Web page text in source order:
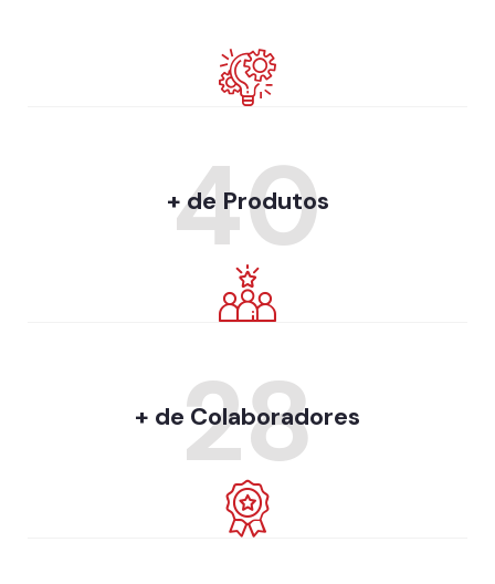
40
+ de Produtos
28
+ de Colaboradores